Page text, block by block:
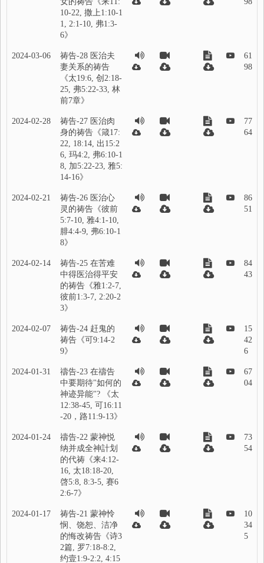
10-22, 撒上1:10-1
1, 2:1-10, 弗1:3-
6》
2024-03-06
祷告-28 医治夫
妻关系的祷告
《太19:6, 创2:18-
25, 弗5:22-33, 林
前7章》
61
98
2024-02-28
祷告-27 医治肉
身的祷告《箴17:
22, 18:14, 出15:2
6, 玛4:2, 弗6:10-1
8, 加5:22-23, 雅5:
14-16》
77
64
2024-02-21
祷告-26 医治心
灵的祷告《彼前
5:7-10, 雅4:1-10,
腓4:4-9, 弗6:10-1
8》
86
51
2024-02-14
祷告-25 在苦难
中得医治得平安
的祷告《雅1:2-7,
彼前1:3-7, 2:20-2
3》
84
43
2024-02-07
祷告-24 赶鬼的
祷告《可9:14-2
9》
15
42
6
2024-01-31
禱告-23 在禱告
中要期待"如何的
神迹异能"? 《太
12:38-45, 可16:11
-20，路11:9-13》
67
04
2024-01-24
禱告-22 蒙神悦
纳并成全神計划
的代祷《来4:12-
16, 太18:18-20,
啓5:8, 8:3-5, 赛6
2:6-7》
73
54
2024-01-17
祷告-21 蒙神怜
悯、饶恕、洁净
的悔改祷告《诗3
2篇, 罗7:18-8:2,
约壹1:9-2:2, 4:15
10
34
5